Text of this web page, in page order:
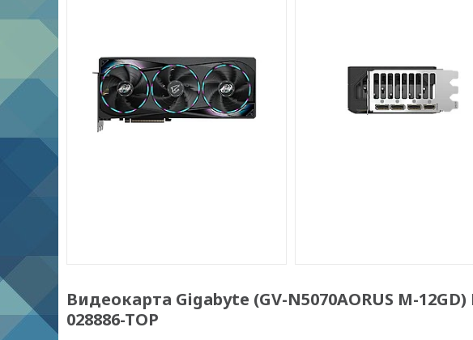
Видеокарта Gigabyte (GV-N5070AORUS M-12GD)
028886-TOP